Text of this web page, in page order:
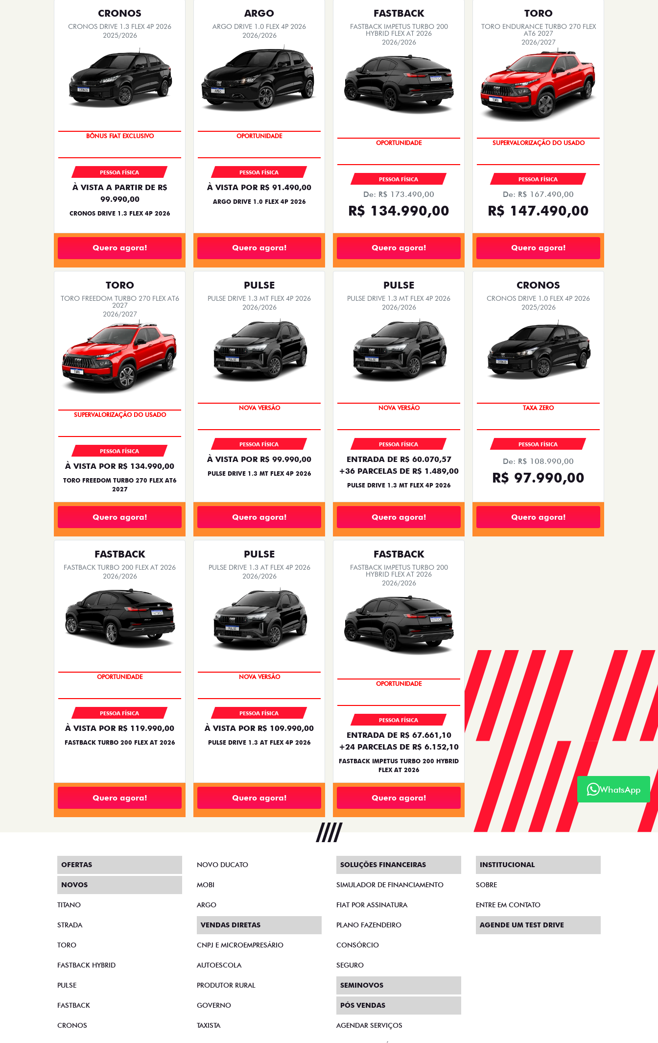
CRONOS
CRONOS DRIVE 1.3 FLEX 4P 2026
2025/2026
BÔNUS FIAT EXCLUSIVO
PESSOA FÍSICA
À VISTA A PARTIR DE R$
99.990,00
CRONOS DRIVE 1.3 FLEX 4P 2026
Quero agora!
ARGO
ARGO DRIVE 1.0 FLEX 4P 2026
2026/2026
OPORTUNIDADE
PESSOA FÍSICA
À VISTA POR R$ 91.490,00
ARGO DRIVE 1.0 FLEX 4P 2026
Quero agora!
FASTBACK
FASTBACK IMPETUS TURBO 200
HYBRID FLEX AT 2026
2026/2026
OPORTUNIDADE
PESSOA FÍSICA
De: R$ 173.490,00
R$ 134.990,00
Quero agora!
TORO
TORO ENDURANCE TURBO 270 FLEX
AT6 2027
2026/2027
SUPERVALORIZAÇÃO DO USADO
PESSOA FÍSICA
De: R$ 167.490,00
R$ 147.490,00
Quero agora!
TORO
TORO FREEDOM TURBO 270 FLEX AT6
2027
2026/2027
SUPERVALORIZAÇÃO DO USADO
PESSOA FÍSICA
À VISTA POR R$ 134.990,00
TORO FREEDOM TURBO 270 FLEX AT6
2027
Quero agora!
PULSE
PULSE DRIVE 1.3 MT FLEX 4P 2026
2026/2026
NOVA VERSÃO
PESSOA FÍSICA
À VISTA POR R$ 99.990,00
PULSE DRIVE 1.3 MT FLEX 4P 2026
Quero agora!
PULSE
PULSE DRIVE 1.3 MT FLEX 4P 2026
2026/2026
NOVA VERSÃO
PESSOA FÍSICA
ENTRADA DE R$ 60.070,57
+36 PARCELAS DE R$ 1.489,00
PULSE DRIVE 1.3 MT FLEX 4P 2026
Quero agora!
CRONOS
CRONOS DRIVE 1.0 FLEX 4P 2026
2025/2026
TAXA ZERO
PESSOA FÍSICA
De: R$ 108.990,00
R$ 97.990,00
Quero agora!
FASTBACK
FASTBACK TURBO 200 FLEX AT 2026
2026/2026
OPORTUNIDADE
PESSOA FÍSICA
À VISTA POR R$ 119.990,00
FASTBACK TURBO 200 FLEX AT 2026
Quero agora!
PULSE
PULSE DRIVE 1.3 AT FLEX 4P 2026
2026/2026
NOVA VERSÃO
PESSOA FÍSICA
À VISTA POR R$ 109.990,00
PULSE DRIVE 1.3 AT FLEX 4P 2026
Quero agora!
FASTBACK
FASTBACK IMPETUS TURBO 200
HYBRID FLEX AT 2026
2026/2026
OPORTUNIDADE
PESSOA FÍSICA
ENTRADA DE R$ 67.661,10
+24 PARCELAS DE R$ 6.152,10
FASTBACK IMPETUS TURBO 200 HYBRID
FLEX AT 2026
Quero agora!
WhatsApp
OFERTAS
NOVOS
TITANO
STRADA
TORO
FASTBACK HYBRID
PULSE
FASTBACK
CRONOS
NOVO DUCATO
MOBI
ARGO
VENDAS DIRETAS
CNPJ E MICROEMPRESÁRIO
AUTOESCOLA
PRODUTOR RURAL
GOVERNO
TAXISTA
SOLUÇÕES FINANCEIRAS
SIMULADOR DE FINANCIAMENTO
FIAT POR ASSINATURA
PLANO FAZENDEIRO
CONSÓRCIO
SEGURO
SEMINOVOS
PÓS VENDAS
AGENDAR SERVIÇOS
INSTITUCIONAL
SOBRE
ENTRE EM CONTATO
AGENDE UM TEST DRIVE